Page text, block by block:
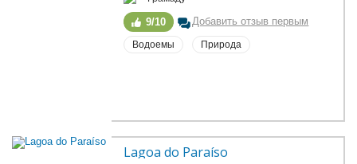
9/10 Добавить отзыв первым
Водоемы Природа
Lagoa do Paraíso